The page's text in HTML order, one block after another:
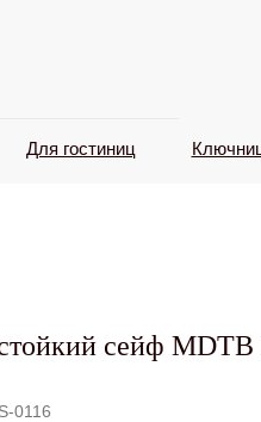
Для гостиниц
сейф
0116